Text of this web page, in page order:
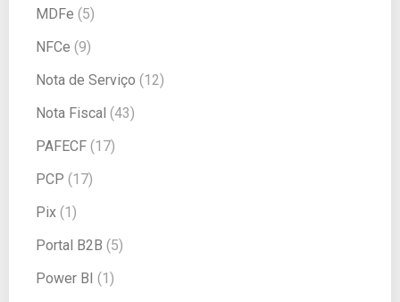
MDFe (5)
NFCe (9)
Nota de Serviço (12)
Nota Fiscal (43)
PAFECF (17)
PCP (17)
Pix (1)
Portal B2B (5)
Power BI (1)